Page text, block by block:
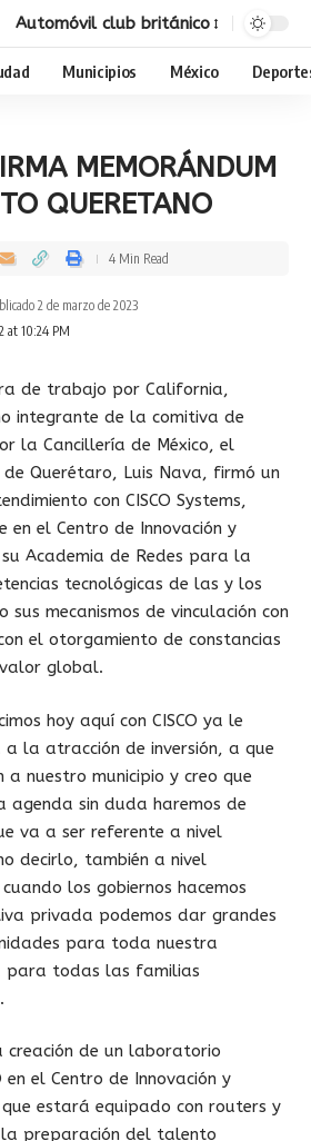
Automóvil club británico
Municipios México
MEMORÁNDUM
QUERETANO
at 10:24 PM
2 de marzo de 2023
4 Min Read
de trabajo por California,
integrante de la comitiva de
la Cancillería de México, el
de Querétaro, Luis Nava, firmó un
con CISCO Systems,
en el Centro de Innovación y
su Academia de Redes para la
tecnológicas de las y los
sus mecanismos de vinculación con
el otorgamiento de constancias
global.
hoy aquí con CISCO ya le
la atracción de inversión, a que
a nuestro municipio y creo que
agenda sin duda haremos de
va a ser referente a nivel
decirlo, también a nivel
los gobiernos hacemos
privada podemos dar grandes
para toda nuestra
para todas las familias
creación de un laboratorio
en el Centro de Innovación y
que estará equipado con routers y
preparación del talento